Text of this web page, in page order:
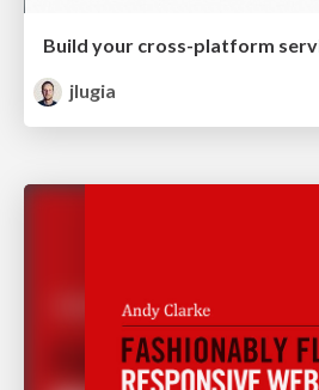
jlugia